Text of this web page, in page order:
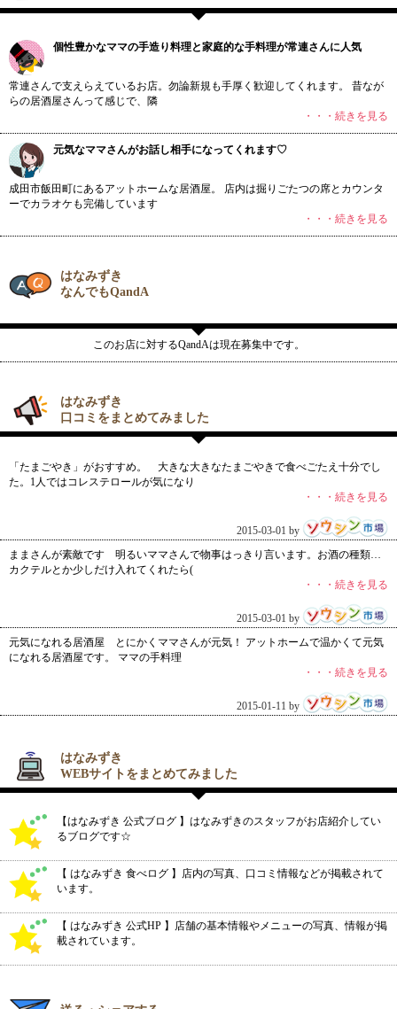
個性豊かなママの手造り料理と家庭的な手料理が常連さんに人気
常連さんで支えらえているお店。勿論新規も手厚く歓迎してくれます。 昔なが
らの居酒屋さんって感じで、隣
・・・続きを見る
元気なママさんがお話し相手になってくれます♡
成田市飯田町にあるアットホームな居酒屋。 店内は掘りごたつの席とカウンタ
ーでカラオケも完備しています
・・・続きを見る
はなみずき
なんでもQandA
このお店に対するQandAは現在募集中です。
はなみずき
口コミをまとめてみました
「たまごやき」がおすすめ。 大きな大きなたまごやきで食べごたえ十分でし
た。1人ではコレステロールが気になり
・・・続きを見る
2015-03-01 by
ままさんが素敵です 明るいママさんで物事はっきり言います。お酒の種類…
カクテルとか少しだけ入れてくれたら(
・・・続きを見る
2015-03-01 by
元気になれる居酒屋 とにかくママさんが元気！ アットホームで温かくて元気
になれる居酒屋です。 ママの手料理
・・・続きを見る
2015-01-11 by
はなみずき
WEBサイトをまとめてみました
【はなみずき 公式ブログ 】はなみずきのスタッフがお店紹介してい
るブログです☆
【 はなみずき 食べログ 】店内の写真、口コミ情報などが掲載されて
います。
【 はなみずき 公式HP 】店舗の基本情報やメニューの写真、情報が掲
載されています。